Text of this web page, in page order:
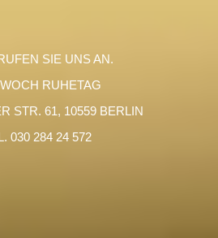
SIE UNS AN.
RUHETAG
STR. 61, 10559 BERLIN
030 284 24 572